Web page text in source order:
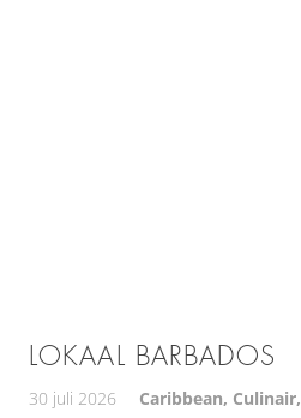
LOKAAL BARBADOS
30 juli 2026 Caribbean, Culinair,